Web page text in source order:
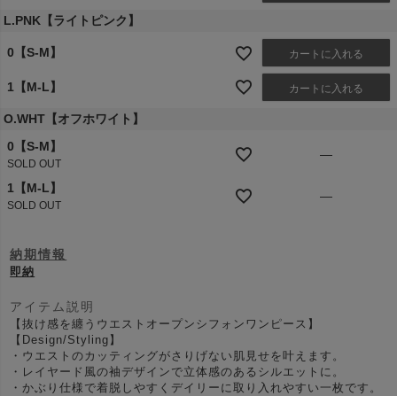
L.PNK【ライトピンク】
0【S-M】 カートに入れる
1【M-L】 カートに入れる
O.WHT【オフホワイト】
0【S-M】
SOLD OUT
—
1【M-L】
SOLD OUT
—
納期情報
即納
アイテム説明
【抜け感を纏うウエストオープンシフォンワンピース】
【Design/Styling】
・ウエストのカッティングがさりげない肌見せを叶えます。
・レイヤード風の袖デザインで立体感のあるシルエットに。
・かぶり仕様で着脱しやすくデイリーに取り入れやすい一枚です。